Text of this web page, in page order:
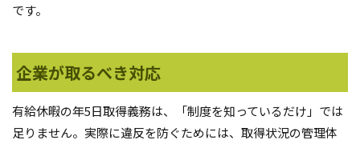
です。
企業が取るべき対応
有給休暇の年5日取得義務は、「制度を知っているだけ」では
足りません。実際に違反を防ぐためには、取得状況の管理体